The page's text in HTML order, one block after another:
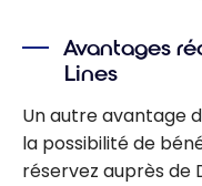
Avantages
Lines
Un autre avantage
la possibilité de
réservez auprès de